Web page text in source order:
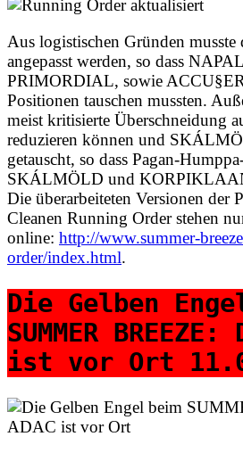
Aus logistischen Gründen
angepasst werden, so dass
PRIMORDIAL, sowie
Positionen tauschen mussten.
meist kritisierte Überschneidung
reduzieren können und
getauscht, so dass Pagan-
SKÁLMÖLD und
Die überarbeiteten Versionen der
Cleanen Running Order stehen
online: http://www.summer-
order/index.html.
Die Gelben
SUMMER BREEZE:
ist vor Ort